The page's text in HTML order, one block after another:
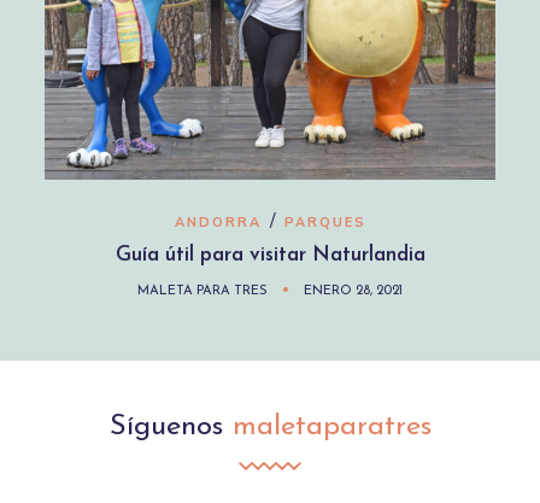
ANDORRA / PARQUES
Guía útil para visitar Naturlandia
MALETA PARA TRES ENERO 28, 2021
Síguenos maletaparatres